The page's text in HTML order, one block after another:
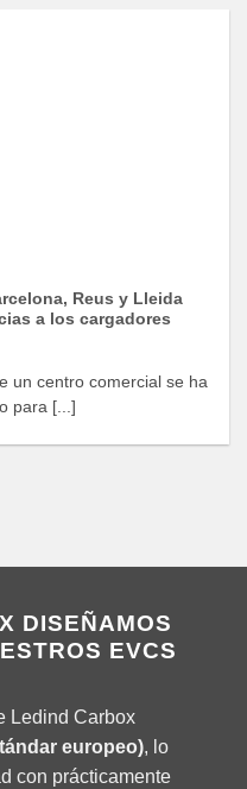
Reus y Lleida
a los cargadores
un centro comercial se ha
para [...]
DISEÑAMOS
EVCS
Ledind Carbox
europeo), lo
con prácticamente